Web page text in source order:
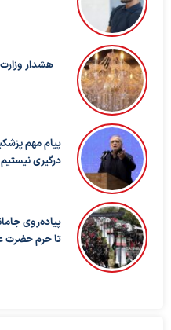
هشدار
پیام مهم
درگیری نیستیم
پیاده‌روی
تا حرم حضرت